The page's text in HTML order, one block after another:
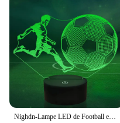
Nighdn-Lampe LED de Football en Acrylique pour Garçon, Veilleuse Icide, Décoration de Chambre à Coucher, USB, Cadeau d'Anniversaire et de Noël